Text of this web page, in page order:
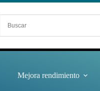
Mejora rendimiento